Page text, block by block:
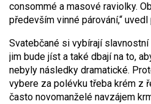
consommé a masové raviolky.
především vinné párování,“ uvedl
Svatebčané si vybírají
jim bude jíst a také dbají na to,
nebyly následky dramatické.
vybere za polévku třeba krém z
často novomanželé navzájem